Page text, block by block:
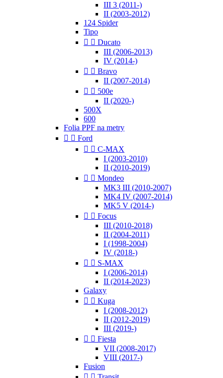
III 3 (2011-)
II (2003-2012)
124 Spider
Tipo
  Ducato
III (2006-2013)
IV (2014-)
  Bravo
II (2007-2014)
  500e
II (2020-)
500X
600
Folia PPF na metry
  Ford
  C-MAX
I (2003-2010)
II (2010-2019)
  Mondeo
MK3 III (2010-2007)
MK4 IV (2007-2014)
MK5 V (2014-)
  Focus
III (2010-2018)
II (2004-2011)
I (1998-2004)
IV (2018-)
  S-MAX
I (2006-2014)
II (2014-2023)
Galaxy
  Kuga
I (2008-2012)
II (2012-2019)
III (2019-)
  Fiesta
VII (2008-2017)
VIII (2017-)
Fusion